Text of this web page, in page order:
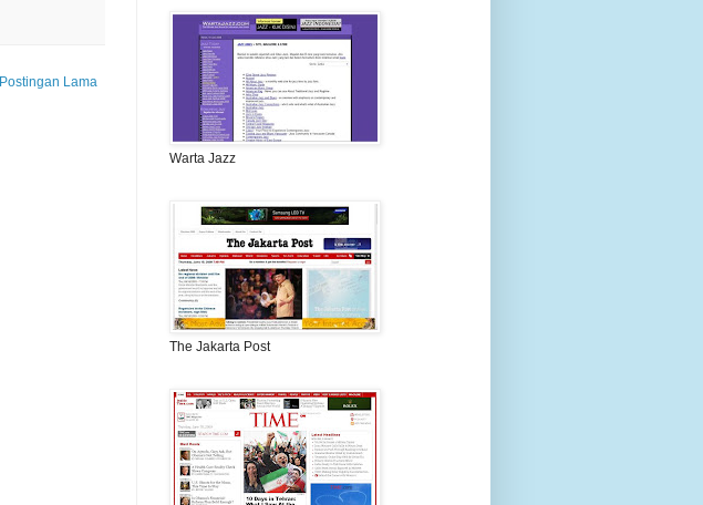
Postingan Lama
Warta Jazz
The Jakarta Post